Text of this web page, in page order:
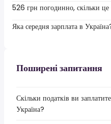
526 грн погодинно, скільки це
Яка середня зарплата в
Поширені запитання
Скільки податків ви
Україна?